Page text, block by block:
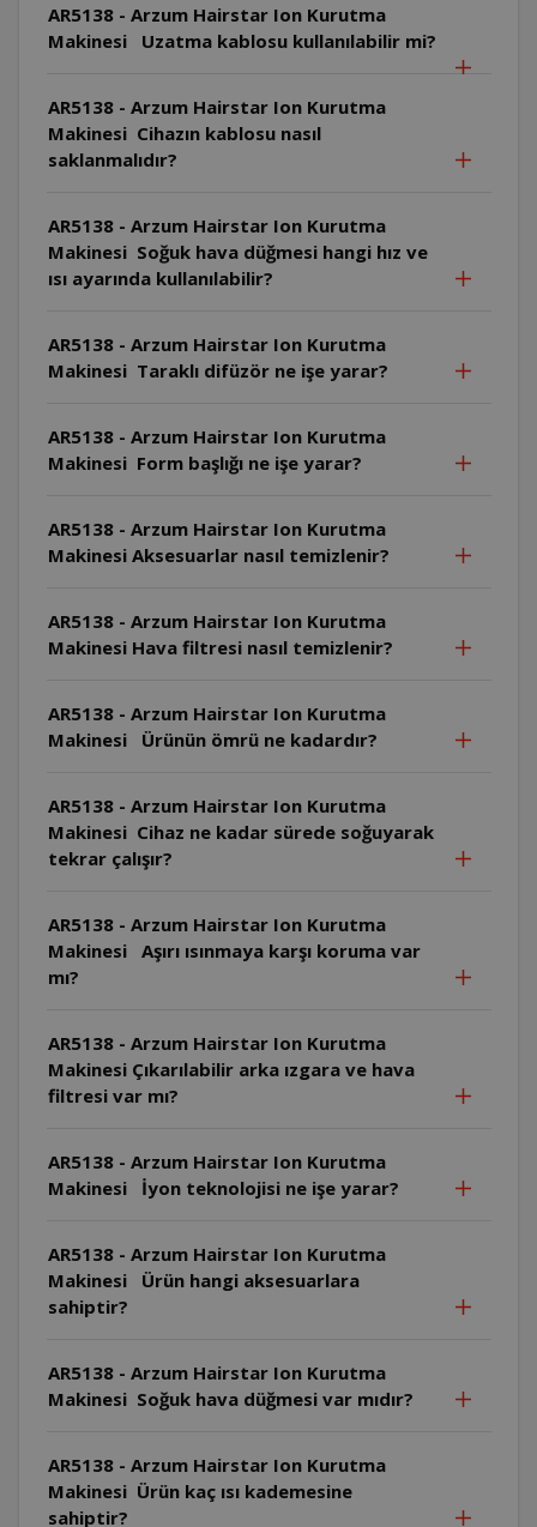
AR5138 - Arzum Hairstar Ion Kurutma
Makinesi Uzatma kablosu kullanılabilir mi?
AR5138 - Arzum Hairstar Ion Kurutma
Makinesi Cihazın kablosu nasıl
saklanmalıdır?
AR5138 - Arzum Hairstar Ion Kurutma
Makinesi Soğuk hava düğmesi hangi hız ve
ısı ayarında kullanılabilir?
AR5138 - Arzum Hairstar Ion Kurutma
Makinesi Taraklı difüzör ne işe yarar?
AR5138 - Arzum Hairstar Ion Kurutma
Makinesi Form başlığı ne işe yarar?
AR5138 - Arzum Hairstar Ion Kurutma
Makinesi Aksesuarlar nasıl temizlenir?
AR5138 - Arzum Hairstar Ion Kurutma
Makinesi Hava filtresi nasıl temizlenir?
AR5138 - Arzum Hairstar Ion Kurutma
Makinesi Ürünün ömrü ne kadardır?
AR5138 - Arzum Hairstar Ion Kurutma
Makinesi Cihaz ne kadar sürede soğuyarak
tekrar çalışır?
AR5138 - Arzum Hairstar Ion Kurutma
Makinesi Aşırı ısınmaya karşı koruma var
mı?
AR5138 - Arzum Hairstar Ion Kurutma
Makinesi Çıkarılabilir arka ızgara ve hava
filtresi var mı?
AR5138 - Arzum Hairstar Ion Kurutma
Makinesi İyon teknolojisi ne işe yarar?
AR5138 - Arzum Hairstar Ion Kurutma
Makinesi Ürün hangi aksesuarlara
sahiptir?
AR5138 - Arzum Hairstar Ion Kurutma
Makinesi Soğuk hava düğmesi var mıdır?
AR5138 - Arzum Hairstar Ion Kurutma
Makinesi Ürün kaç ısı kademesine
sahiptir?